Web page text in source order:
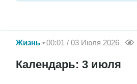
Жизнь 00:01 / 03 Июля 2026
Календарь: 3 июля